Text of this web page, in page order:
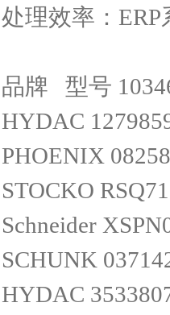
处理效率：
品牌 型号
HYDAC
PHOENIX
STOCKO
Schneider
SCHUNK
HYDAC